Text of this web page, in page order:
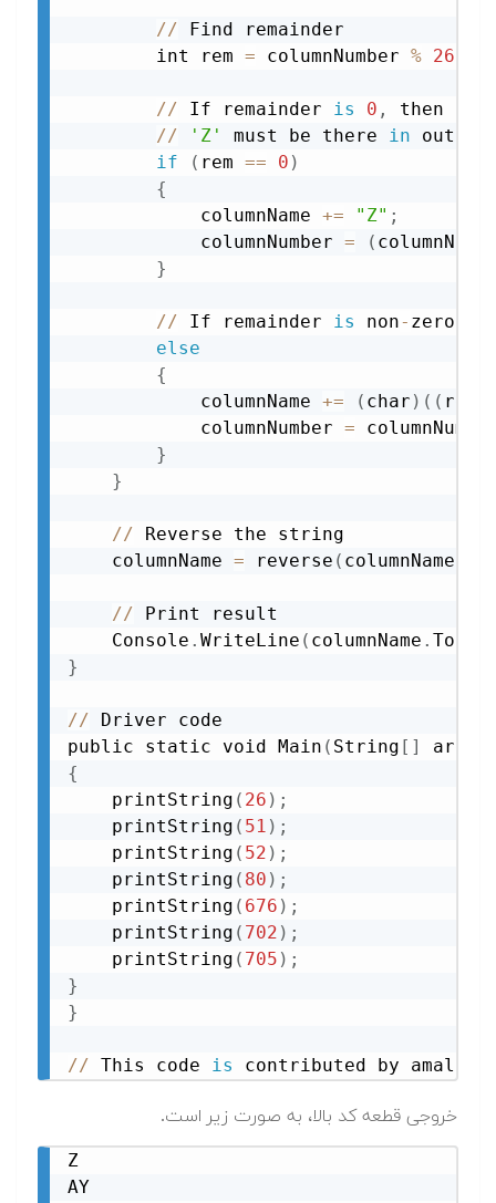
// Find remainder
        int rem
= columnNumber % 26
// If remainder is 0 ,
then a
//
'Z' must be there in output
if
( rem == 0 )
{
            columnName
+= "Z" ;
            columnNumber
= (
}
// If remainder is non- zero
else
{
            columnName
+= ( char ) ( ( rem
            columnNumber
=
}
}
// Reverse the string
    columnName
= reverse ( columnName
// Print result
    Console
. WriteLine ( columnName .
}
// Driver code
public static void Main ( String [ ] args
{
    printString
( 26 ) ;
    printString
( 51 ) ;
    printString
( 52 ) ;
    printString
( 80 ) ;
    printString
( 676 ) ;
    printString
( 702 ) ;
    printString
( 705 ) ;
}
}
// This code is contributed by amal
خروجی قطعه کد بالا، به صورت زیر است.
Z
AY